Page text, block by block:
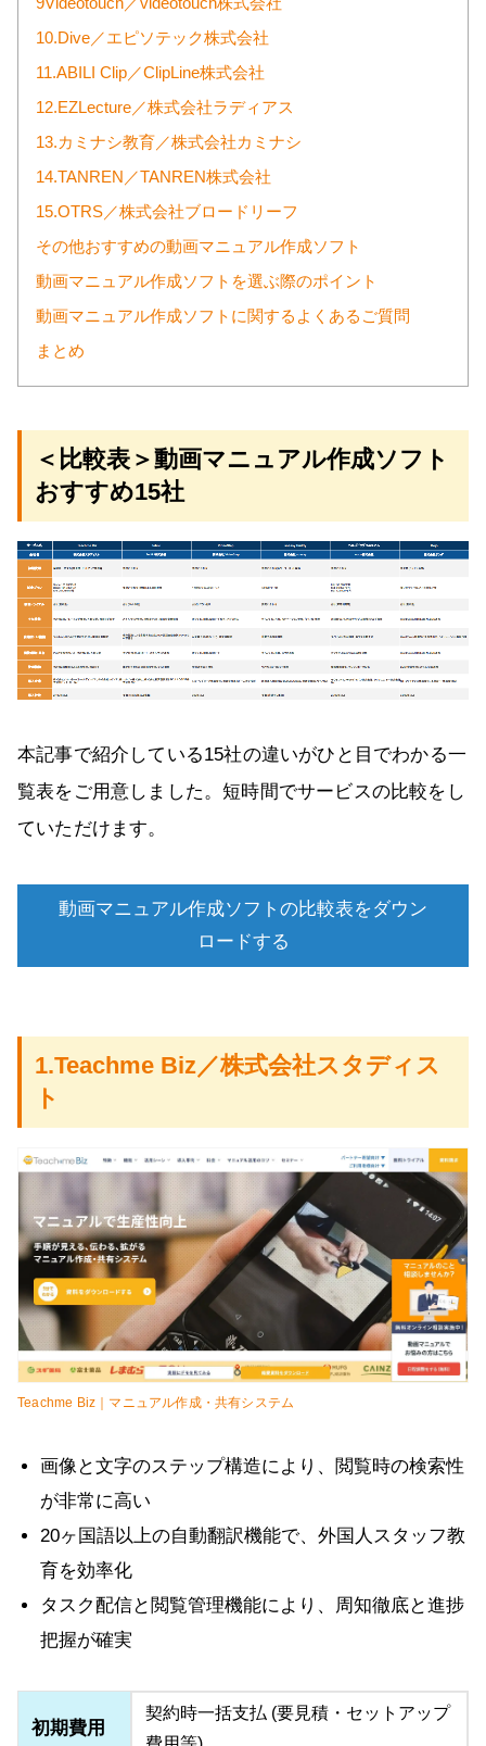
9Videotouch／videotouch株式会社
10.Dive／エピソテック株式会社
11.ABILI Clip／ClipLine株式会社
12.EZLecture／株式会社ラディアス
13.カミナシ教育／株式会社カミナシ
14.TANREN／TANREN株式会社
15.OTRS／株式会社ブロードリーフ
その他おすすめの動画マニュアル作成ソフト
動画マニュアル作成ソフトを選ぶ際のポイント
動画マニュアル作成ソフトに関するよくあるご質問
まとめ
＜比較表＞動画マニュアル作成ソフト
おすすめ15社
本記事で紹介している15社の違いがひと目でわかる一
覧表をご用意しました。短時間でサービスの比較をし
ていただけます。
動画マニュアル作成ソフトの比較表をダウン
ロードする
1.Teachme Biz／株式会社スタディス
ト
Teachme Biz｜マニュアル作成・共有システム
画像と文字のステップ構造により、閲覧時の検索性
が非常に高い
20ヶ国語以上の自動翻訳機能で、外国人スタッフ教
育を効率化
タスク配信と閲覧管理機能により、周知徹底と進捗
把握が確実
初期費用
契約時一括支払 (要見積・セットアップ